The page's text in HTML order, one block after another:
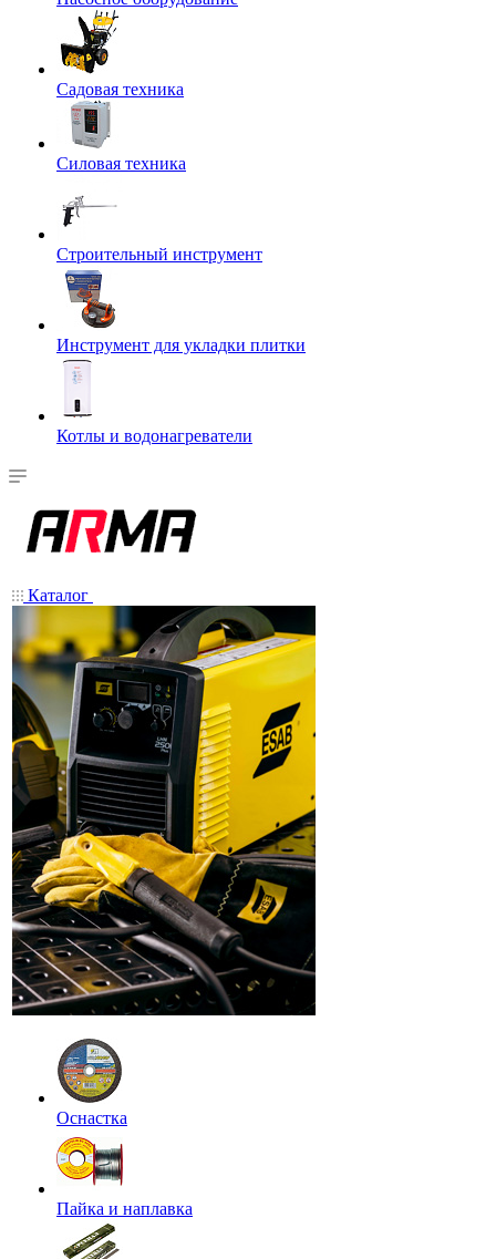
Садовая техника
Силовая техника
Строительный инструмент
Инструмент для укладки плитки
Котлы и водонагреватели
Каталог
Оснастка
Пайка и наплавка